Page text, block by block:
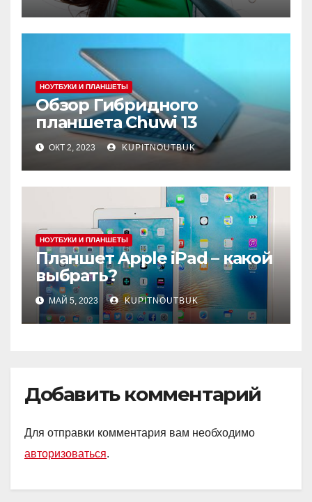
прослушивания через
приложение на телефоне
НОУТБУКИ И ПЛАНШЕТЫ
Обзор Гибридного
планшета Chuwi 13
ОКТ 2, 2023 KUPITNOUTBUK
НОУТБУКИ И ПЛАНШЕТЫ
Планшет Apple iPad – какой
выбрать?
МАЙ 5, 2023 KUPITNOUTBUK
Добавить комментарий
Для отправки комментария вам необходимо
авторизоваться.